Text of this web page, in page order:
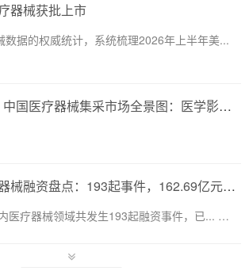
器械获批上市
数据的权威统计，系统梳理2026年上半年美...
2026年（1-6月）中国医疗器械集采市场全景图：医学影像仍为集采主要目标，部分产品线增速显著
2026上半年医疗器械融资盘点：193起事件，162.69亿元流向何处？
医疗器械领域共发生193起融资事件，已... …